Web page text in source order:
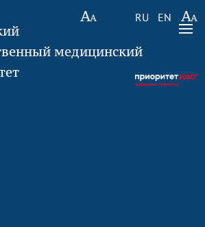
RU EN
медицинский